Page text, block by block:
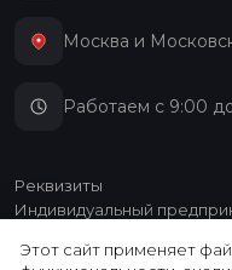
Москва и
Работаем с 9:00
Реквизиты
Индивидуальный
ИНН 026505339945 ОГРН
Этот сайт применяет